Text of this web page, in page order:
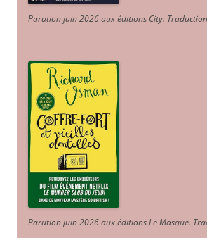
Parution juin 2026 aux éditions City.
Parution juin 2026 aux éditions Le Masque.